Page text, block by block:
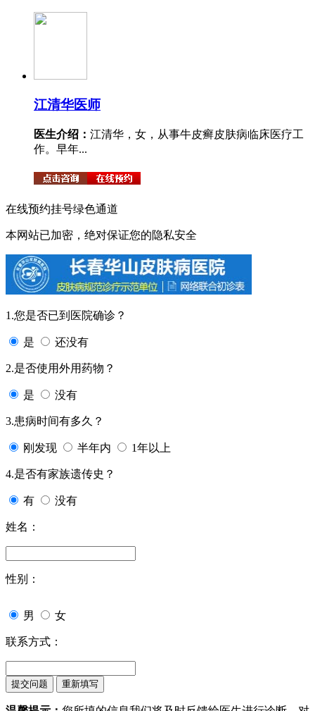
江清华医师
医生介绍： 江清华，女，从事牛皮癣皮肤病临床医疗工
作。早年...
在线预约挂号绿色通道
本网站已加密，绝对保证您的隐私安全
1.您是否已到医院确诊？
是 还没有
2.是否使用外用药物？
是 没有
3.患病时间有多久？
刚发现 半年内 1年以上
4.是否有家族遗传史？
有 没有
姓名：
性别：
男 女
联系方式：